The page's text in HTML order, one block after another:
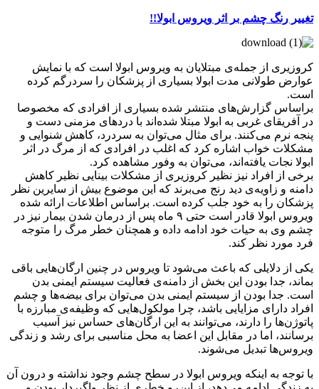
تغییر رنگ چشم بر اثر ویروس ابولا!!
کروزیری از جمله‌ی مبتلایان به ویروس ابولا است که با نمایش
عوارض طولانی مدت ابولا بسیاری از پزشکان را سردرگم کرده
است.
براساس گزارش‌های منتشر شده بسیاری از افرادی که مخصوصا
در آفریقای غربی به ابولا مبتلا شده‌اند با دردهای مزمنی دست و
پنجه نرم می‌کنند. برای مثال می‌توان به سردرد، کاهش شنوایی و
مشکلات خواب اشاره کرد که اغلب در افرادی که از مرگ در اثر
ابولا نجات یافته‌اند، می‌توان به وفور مشاهده کرد.
برخی از افراد نیز نظیر کروزیری از مشکلات بینایی نظیر کاهش
دامنه‌ و زاویه‌ی دید رنج می‌برند که این موضوع بیش از سایرین نظر
پزشکان را به خود جلب کرده است. براساس اطلاعات ارائه شده
ویروس ابولا قادر است حتی ۹ ماه پس از درمان شدن بیمار نیز در
چشم وی به حیات خود ادامه داده و همچنان خطر مرگ را متوجه
فرد مورد نظر کند.
یکی از دلایلی که باعث می‌شود تا ویروس در چنین ارگان‌هایی باقی
بماند، جدا بودن این بخش از دامنه‌ی فعالیت سیستم ایمنی بدن
است. جدا بودن از سیستم ایمنی بدن می‌توان برای بیضه‌ها و چشم
افراد دارای مزایایی باشد، چرا مولکول‌هایی که وظیفه‌ی مبارزه با
پاتوژن‌ها را دارند، می‌توانند به این ارگا‌ن‌های حساس نیز آسیب
برسانند، اما در مقابل این اعضا به محل مناسبی برای رشد و زندگی
ویروس‌ها تبدیل می‌شوند.
با توجه به اینکه ویروس ابولا در سطح چشم وجود نداشته و درون آن